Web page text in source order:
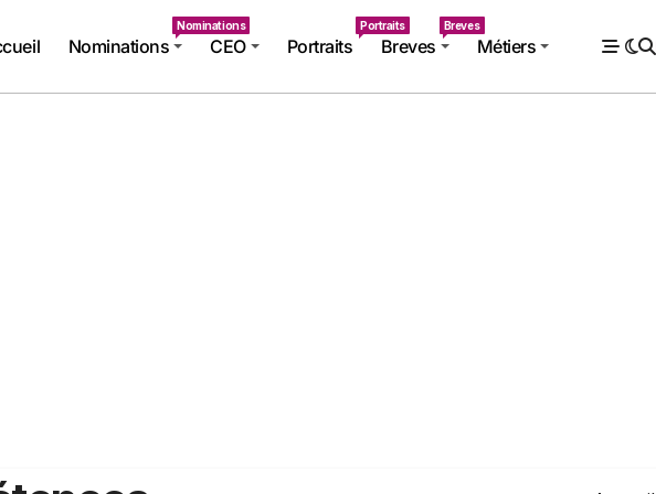
Nominations
Nominations
CEO Portraits
Portraits
Breves
Breves
Métiers